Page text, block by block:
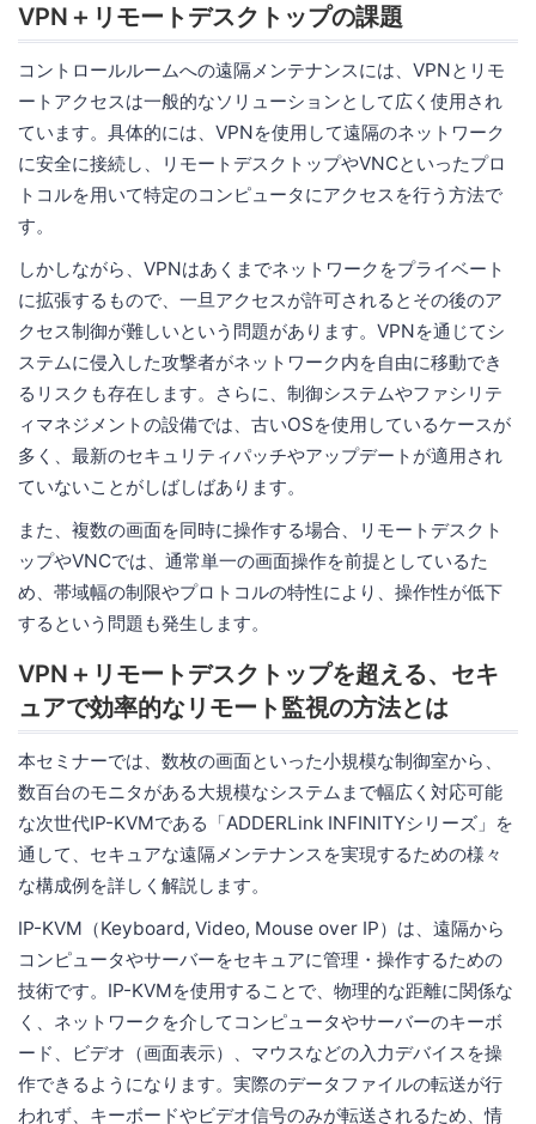
VPN＋リモートデスクトップの課題
コントロールルームへの遠隔メンテナンスには、VPNとリモ
ートアクセスは一般的なソリューションとして広く使用され
ています。具体的には、VPNを使用して遠隔のネットワーク
に安全に接続し、リモートデスクトップやVNCといったプロ
トコルを用いて特定のコンピュータにアクセスを行う方法で
す。
しかしながら、VPNはあくまでネットワークをプライベート
に拡張するもので、一旦アクセスが許可されるとその後のア
クセス制御が難しいという問題があります。VPNを通じてシ
ステムに侵入した攻撃者がネットワーク内を自由に移動でき
るリスクも存在します。さらに、制御システムやファシリテ
ィマネジメントの設備では、古いOSを使用しているケースが
多く、最新のセキュリティパッチやアップデートが適用され
ていないことがしばしばあります。
また、複数の画面を同時に操作する場合、リモートデスクト
ップやVNCでは、通常単一の画面操作を前提としているた
め、帯域幅の制限やプロトコルの特性により、操作性が低下
するという問題も発生します。
VPN＋リモートデスクトップを超える、セキ
ュアで効率的なリモート監視の方法とは
本セミナーでは、数枚の画面といった小規模な制御室から、
数百台のモニタがある大規模なシステムまで幅広く対応可能
な次世代IP-KVMである「ADDERLink INFINITYシリーズ」を
通して、セキュアな遠隔メンテナンスを実現するための様々
な構成例を詳しく解説します。
IP-KVM（Keyboard, Video, Mouse over IP）は、遠隔から
コンピュータやサーバーをセキュアに管理・操作するための
技術です。IP-KVMを使用することで、物理的な距離に関係な
く、ネットワークを介してコンピュータやサーバーのキーボ
ード、ビデオ（画面表示）、マウスなどの入力デバイスを操
作できるようになります。実際のデータファイルの転送が行
われず、キーボードやビデオ信号のみが転送されるため、情